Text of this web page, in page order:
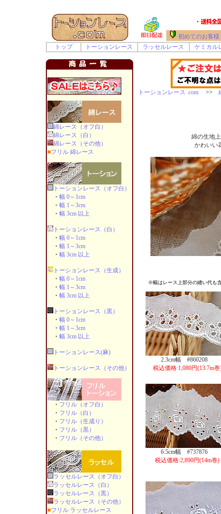
初めてのお客様
トップ
トーションレース ラッセルレース ケミカル
綿レース（オフ白）
綿レース（白）
綿レース（その他）
■フリル 綿レース
トーションレース（オフ白）
・ 幅 0～1cm
・ 幅 1～3cm
・ 幅 3cm 以上
トーションレース（白）
・ 幅 0～1cm
・ 幅 1～3cm
・ 幅 3cm 以上
トーションレース（生成）
・ 幅 0～1cm
・ 幅 1～3cm
・ 幅 3cm 以上
トーションレース（黒）
・ 幅 0～1cm
・ 幅 1～3cm
・ 幅 3cm 以上
トーションレース(麻)
トーションレース（その他）
・ フリル（オフ白）
・ フリル（白）
・ フリル（生成り）
・ フリル（黒）
・ フリル（その他）
ラッセルレース（オフ白）
ラッセルレース（白）
ラッセルレース（黒）
ラッセルレース（その他）
■フリル ラッセルレース
トーションレース .com>>
綿の生地
かわいい
※幅はレース上部分の縫い代も含
2.3cm幅 #860208
税込価格:1,080円(13.7m巻
6.5cm幅 #737876
税込価格:2,890円(14m巻)